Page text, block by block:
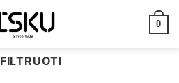
0
FILTRUOTI